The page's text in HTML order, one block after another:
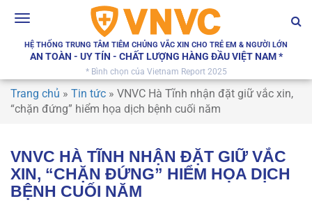
Toggle
HỆ THỐNG TRUNG TÂM TIÊM CHỦNG VẮC XIN CHO TRẺ EM & NGƯỜI LỚN
AN TOÀN - UY TÍN - CHẤT LƯỢNG HÀNG ĐẦU VIỆT NAM *
* Bình chọn của Vietnam Report 2025
Trang chủ » Tin tức » VNVC Hà Tĩnh nhận đặt giữ vắc xin,
“chặn đứng” hiểm họa dịch bệnh cuối năm
VNVC HÀ TĨNH NHẬN ĐẶT GIỮ VẮC
XIN, “CHẶN ĐỨNG” HIỂM HỌA DỊCH
BỆNH CUỐI NĂM